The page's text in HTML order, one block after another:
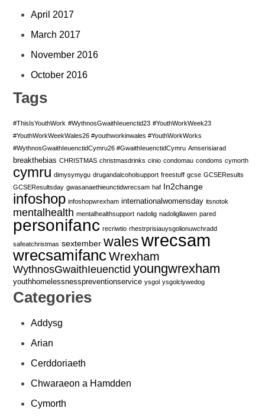
April 2017
March 2017
November 2016
October 2016
Tags
#ThisIsYouthWork #WythnosGwaithIeuenctid23 #YouthWorkWeek23
#YouthWorkWeekWales26 #youthworkinwales #YouthWorkWorks
#WythnosGwaithIeuenctidCymru26 #GwaithIeuenctidCymru Amserisiarad
breakthebias CHRISTMAS christmasdrinks cinio condomau condoms cymorth
cymru dimysymygu drugandalcoholsupport freestuff gcse GCSEResults
GCSEResultsday gwasanaethieunctidwrecsam haf In2change
infoshop infoshopwrexham internationalwomensday itsnotok
mentalhealth mentalhealthsupport nadolig nadoligllawen pared
personifanc recriwtio rhestrprisiauysgolionuwchradd
safeatchristmas sextember wales wrecsam
wrecsamifanc Wrexham
WythnosGwaithIeuenctid youngwrexham
youthhomelessnesspreventionservice ysgol ysgolclywedog
Categories
Addysg
Arian
Cerddoriaeth
Chwaraeon a Hamdden
Cymorth